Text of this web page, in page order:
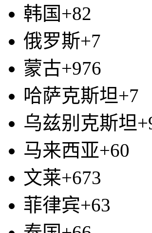
韩国+82
俄罗斯+7
蒙古+976
哈萨克斯坦+7
乌兹别克斯坦
马来西亚+60
文莱+673
菲律宾+63